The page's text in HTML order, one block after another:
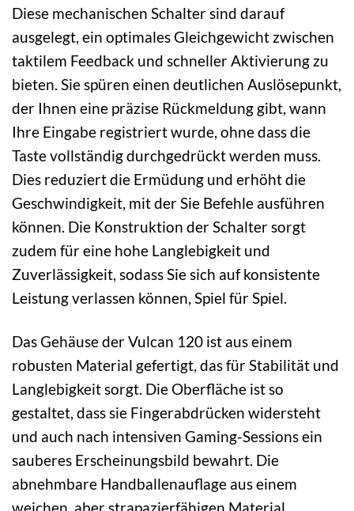
Diese mechanischen Schalter sind darauf
ausgelegt, ein optimales Gleichgewicht zwischen
taktilem Feedback und schneller Aktivierung zu
bieten. Sie spüren einen deutlichen Auslösepunkt,
der Ihnen eine präzise Rückmeldung gibt, wann
Ihre Eingabe registriert wurde, ohne dass die
Taste vollständig durchgedrückt werden muss.
Dies reduziert die Ermüdung und erhöht die
Geschwindigkeit, mit der Sie Befehle ausführen
können. Die Konstruktion der Schalter sorgt
zudem für eine hohe Langlebigkeit und
Zuverlässigkeit, sodass Sie sich auf konsistente
Leistung verlassen können, Spiel für Spiel.
Das Gehäuse der Vulcan 120 ist aus einem
robusten Material gefertigt, das für Stabilität und
Langlebigkeit sorgt. Die Oberfläche ist so
gestaltet, dass sie Fingerabdrücken widersteht
und auch nach intensiven Gaming-Sessions ein
sauberes Erscheinungsbild bewahrt. Die
abnehmbare Handballenauflage aus einem